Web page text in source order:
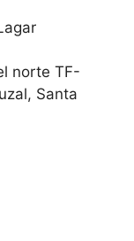
norte TF-
Santa